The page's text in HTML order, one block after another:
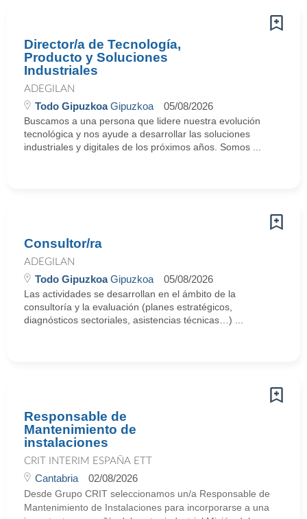
Director/a de Tecnología,
Producto y Soluciones
Industriales
ADEGILAN
Todo GipuzkoaGipuzkoa 05/08/2026
Buscamos a una persona que lidere nuestra evolución
tecnológica y nos ayude a desarrollar las soluciones
industriales y digitales de los próximos años. Somos ...
Consultor/ra
ADEGILAN
Todo GipuzkoaGipuzkoa 05/08/2026
Las actividades se desarrollan en el ámbito de la
consultoría y la evaluación (planes estratégicos,
diagnósticos sectoriales, asistencias técnicas…) ...
Responsable de
Mantenimiento de
instalaciones
CRIT INTERIM ESPAÑA ETT
Cantabria 02/08/2026
Desde Grupo CRIT seleccionamos un/a Responsable de
Mantenimiento de Instalaciones para incorporarse a una